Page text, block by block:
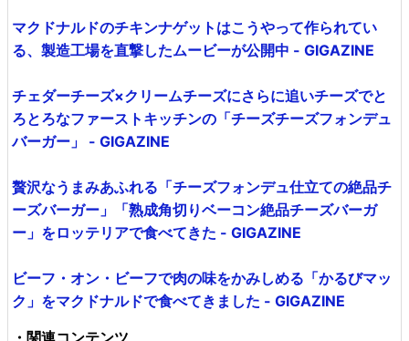
マクドナルドのチキンナゲットはこうやって作られてい
る、製造工場を直撃したムービーが公開中 - GIGAZINE
チェダーチーズ×クリームチーズにさらに追いチーズでと
ろとろなファーストキッチンの「チーズチーズフォンデュ
バーガー」 - GIGAZINE
贅沢なうまみあふれる「チーズフォンデュ仕立ての絶品チ
ーズバーガー」「熟成角切りベーコン絶品チーズバーガ
ー」をロッテリアで食べてきた - GIGAZINE
ビーフ・オン・ビーフで肉の味をかみしめる「かるびマッ
ク」をマクドナルドで食べてきました - GIGAZINE